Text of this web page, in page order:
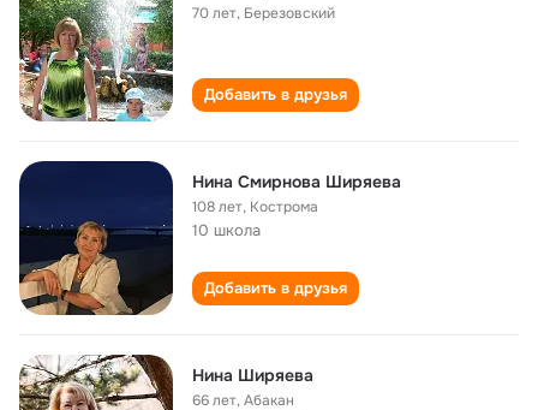
70 лет, Березовский
Добавить в друзья
Нина Смирнова Ширяева
108 лет, Кострома
10 школа
Добавить в друзья
Нина Ширяева
66 лет,Абакан